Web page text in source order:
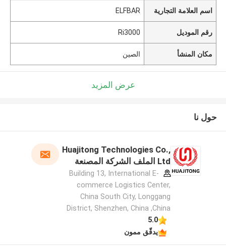
اسم العلامة التجارية ELFBAR
رقم الموديل Ri3000
مكان المنشأ الصين
عرض المزيد
حول نا
Huajitong Technologies Co.,
Ltd الملف الشركة المصنعة
Building 13, International E-
commerce Logistics Center,
China South City, Longgang
District, Shenzhen, China ,China
5.0
يدقّق ممون